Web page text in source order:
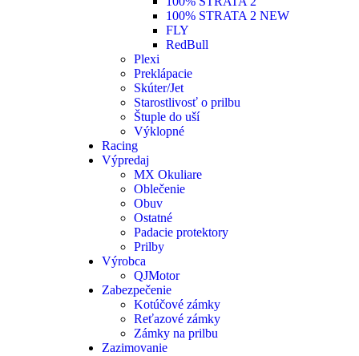
100% STRATA 2 NEW
FLY
RedBull
Plexi
Preklápacie
Skúter/Jet
Starostlivosť o prilbu
Štuple do uší
Výklopné
Racing
Výpredaj
MX Okuliare
Oblečenie
Obuv
Ostatné
Padacie protektory
Prilby
Výrobca
QJMotor
Zabezpečenie
Kotúčové zámky
Reťazové zámky
Zámky na prilbu
Zazimovanie